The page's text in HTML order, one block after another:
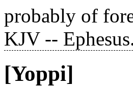
probably of
KJV --
[Yoppi]